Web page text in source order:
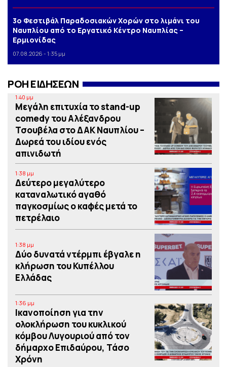
3o Φεστιβάλ Παραδοσιακών Χορών στο λιμάνι του
Ναυπλίου από το Εργατικό Κέντρο Ναυπλίας –
Ερμιονίδας
07.08.2026 - 1:35 μμ
ΡΟΗ ΕΙΔΗΣΕΩΝ
1:40 μμ
Μεγάλη επιτυχία το stand-up
comedy του Αλέξανδρου
Τσουβέλα στο ΔΑΚ Ναυπλίου –
Δωρεά του ιδίου ενός
απινιδωτή
1:38 μμ
Δεύτερο μεγαλύτερο
καταναλωτικό αγαθό
παγκοσμίως ο καφές μετά το
πετρέλαιο
1:38 μμ
Δύο δυνατά ντέρμπι έβγαλε η
κλήρωση του Κυπέλλου
Ελλάδας
1:36 μμ
Iκανοποίηση για την
ολοκλήρωση του κυκλικού
κόμβου Λυγουριού από τον
δήμαρχο Επιδαύρου, Τάσο
Χρόνη